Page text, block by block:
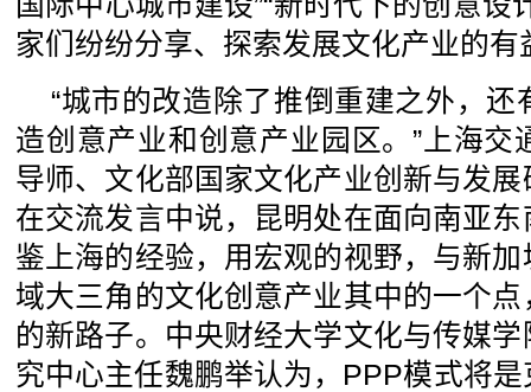
家们纷纷分享、探索发展文化产业的
“城市的改造除了推倒重建之外，
造创意产业和创意产业园区。”上海交
导师、文化部国家文化产业创新与发
在交流发言中说，昆明处在面向南亚
鉴上海的经验，用宏观的视野，与新
域大三角的文化创意产业其中的一个
的新路子。中央财经大学文化与传媒
究中心主任魏鹏举认为，PPP模式将